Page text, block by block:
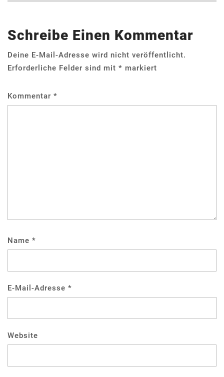
Schreibe Einen Kommentar
Deine E-Mail-Adresse wird nicht veröffentlicht.
Erforderliche Felder sind mit * markiert
Kommentar *
Name *
E-Mail-Adresse *
Website